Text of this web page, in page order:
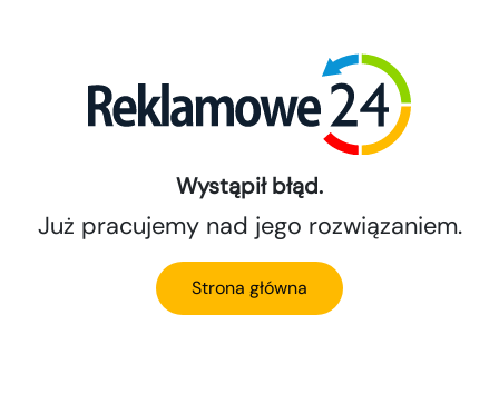
Wystąpił błąd.
Już pracujemy nad jego rozwiązaniem.
Strona główna